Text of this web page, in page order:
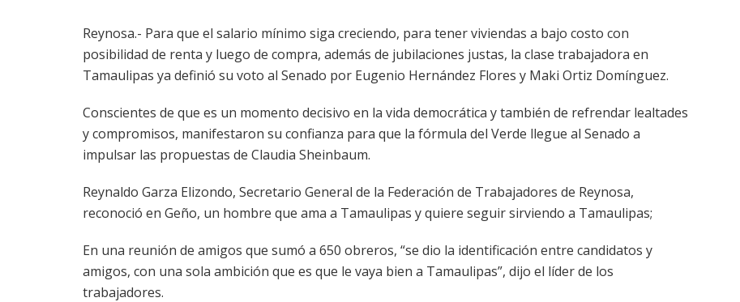
Reynosa.- Para que el salario mínimo siga creciendo, para tener viviendas a bajo costo con
posibilidad de renta y luego de compra, además de jubilaciones justas, la clase trabajadora en
Tamaulipas ya definió su voto al Senado por Eugenio Hernández Flores y Maki Ortiz Domínguez.
Conscientes de que es un momento decisivo en la vida democrática y también de refrendar lealtades
y compromisos, manifestaron su confianza para que la fórmula del Verde llegue al Senado a
impulsar las propuestas de Claudia Sheinbaum.
Reynaldo Garza Elizondo, Secretario General de la Federación de Trabajadores de Reynosa,
reconoció en Geño, un hombre que ama a Tamaulipas y quiere seguir sirviendo a Tamaulipas;
En una reunión de amigos que sumó a 650 obreros, “se dio la identificación entre candidatos y
amigos, con una sola ambición que es que le vaya bien a Tamaulipas”, dijo el líder de los
trabajadores.